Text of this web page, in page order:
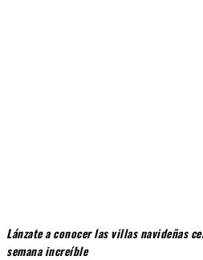
Lánzate a conocer las villas navideñas
semana increíble